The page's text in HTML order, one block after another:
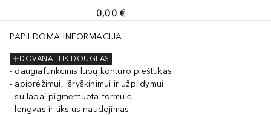
0,00 €
PAPILDOMA INFORMACIJA
TIK DOUGLAS
DOVANA
daugiafunkcinis lūpų kontūro pieštukas
apibrėžimui, išryškinimui ir užpildymui
su labai pigmentuota formule
lengvas ir tikslus naudojimas